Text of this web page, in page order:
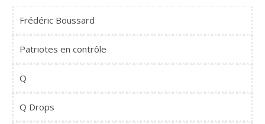
Frédéric Boussard
Patriotes en contrôle
Q
Q Drops